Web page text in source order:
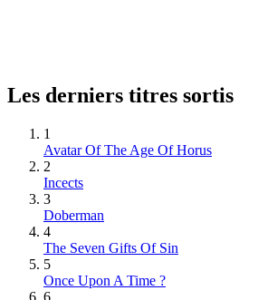
Les derniers titres sortis
1
Avatar Of The Age Of Horus
2
Incects
3
Doberman
4
The Seven Gifts Of Sin
5
Once Upon A Time ?
6